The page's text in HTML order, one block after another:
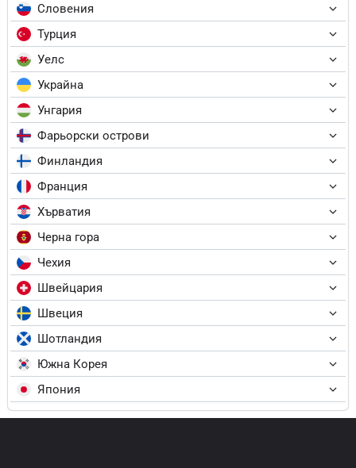
Словения
Турция
Уелс
Украйна
Унгария
Фарьорски острови
Финландия
Франция
Хърватия
Черна гора
Чехия
Швейцария
Швеция
Шотландия
Южна Корея
Япония